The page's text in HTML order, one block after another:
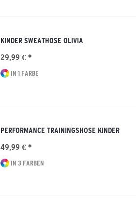
KINDER SWEATHOSE OLIVIA
29,99 € *
IN 1 FARBE
PERFORMANCE TRAININGSHOSE KINDER
49,99 € *
IN 3 FARBEN